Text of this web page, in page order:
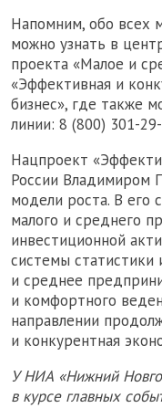
Напомним, обо всех
можно узнать в
проекта «Малое и
«Эффективная и
бизнес», где также
линии: 8 (800) 301-
Нацпроект
России Владимиром
модели роста. В его
малого и среднего
инвестиционной
системы статистики
и среднее
и комфортного
направлении
и конкурентная
У НИА «Нижний
в курсе главных